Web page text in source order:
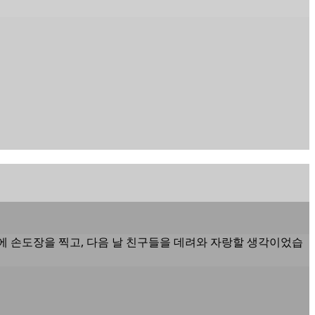
손도장을 찍고, 다음 날 친구들을 데려와 자랑할 생각이었습